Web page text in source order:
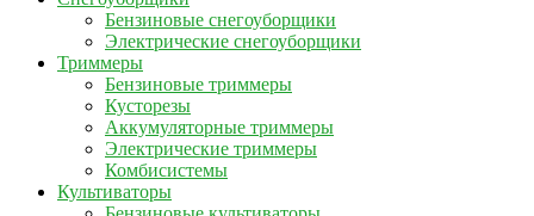
Бензиновые снегоуборщики
Электрические снегоуборщики
Триммеры
Бензиновые триммеры
Кусторезы
Аккумуляторные триммеры
Электрические триммеры
Комбисистемы
Культиваторы